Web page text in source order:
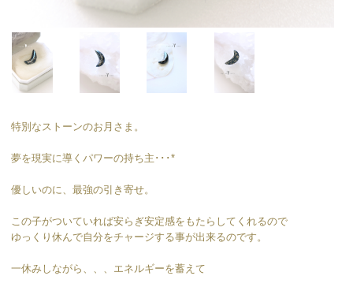
特別なストーンのお月さま。
夢を現実に導くパワーの持ち主･･･*
優しいのに、最強の引き寄せ。
この子がついていれば安らぎ安定感をもたらしてくれるので
ゆっくり休んで自分をチャージする事が出来るのです。
一休みしながら、、、エネルギーを蓄えて